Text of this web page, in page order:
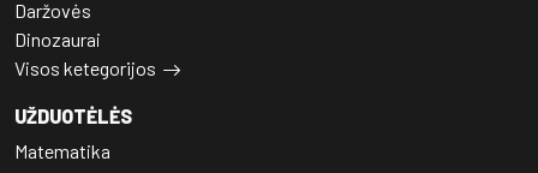
Daržovės
Dinozaurai
Visos ketegorijos
UŽDUOTĖLĖS
Matematika